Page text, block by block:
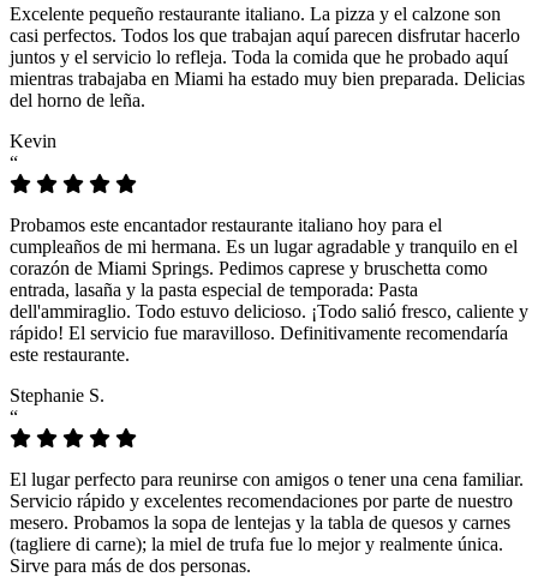
Excelente pequeño restaurante italiano. La pizza y el calzone son
casi perfectos. Todos los que trabajan aquí parecen disfrutar hacerlo
juntos y el servicio lo refleja. Toda la comida que he probado aquí
mientras trabajaba en Miami ha estado muy bien preparada. Delicias
del horno de leña.
Kevin
“
Probamos este encantador restaurante italiano hoy para el
cumpleaños de mi hermana. Es un lugar agradable y tranquilo en el
corazón de Miami Springs. Pedimos caprese y bruschetta como
entrada, lasaña y la pasta especial de temporada: Pasta
dell'ammiraglio. Todo estuvo delicioso. ¡Todo salió fresco, caliente y
rápido! El servicio fue maravilloso. Definitivamente recomendaría
este restaurante.
Stephanie S.
“
El lugar perfecto para reunirse con amigos o tener una cena familiar.
Servicio rápido y excelentes recomendaciones por parte de nuestro
mesero. Probamos la sopa de lentejas y la tabla de quesos y carnes
(tagliere di carne); la miel de trufa fue lo mejor y realmente única.
Sirve para más de dos personas.